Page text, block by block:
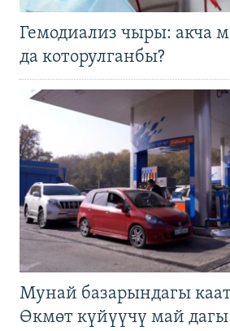
Гемодиализ чыры: акча
да которулганбы?
Мунай базарындагы
Өкмөт күйүүчү май